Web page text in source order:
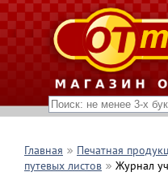
Главная Печатная
путевых листов
Журнал